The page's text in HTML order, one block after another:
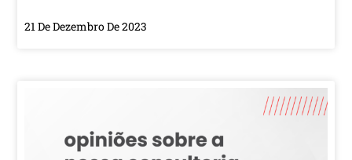
21 De Dezembro De 2023